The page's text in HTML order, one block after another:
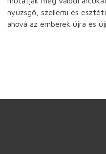
nyüzsgő, szellemi és
ahová az emberek újra és